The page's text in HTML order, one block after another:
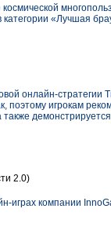
«Лучшая
онлайн-стратегии
поэтому игрокам
2.0)
играх компании